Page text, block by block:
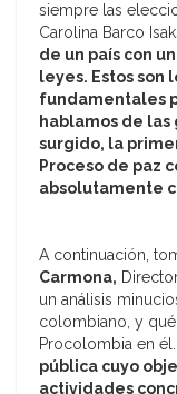
siempre las
Carolina Barco
de un país con
leyes. Estos son
fundamentales
hablamos de
surgido, la
Proceso de paz
absolutamente
A continuación,
Carmona,
un análisis
colombiano, y
Procolombia en él.
pública cuyo
actividades